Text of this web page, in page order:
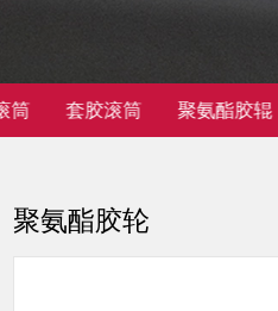
筒 套胶滚筒 聚氨酯胶辊
聚氨酯胶轮